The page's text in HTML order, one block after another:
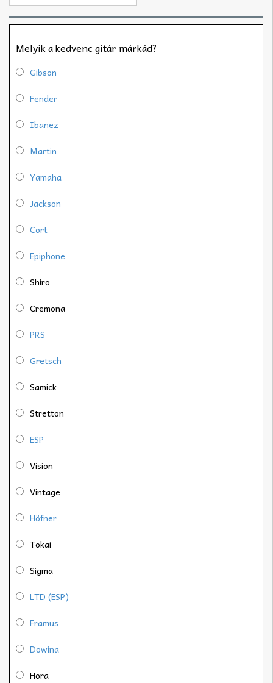
Melyik a kedvenc gitár márkád?
Gibson
Fender
Ibanez
Martin
Yamaha
Jackson
Cort
Epiphone
Shiro
Cremona
PRS
Gretsch
Samick
Stretton
ESP
Vision
Vintage
Höfner
Tokai
Sigma
LTD (ESP)
Framus
Dowina
Hora